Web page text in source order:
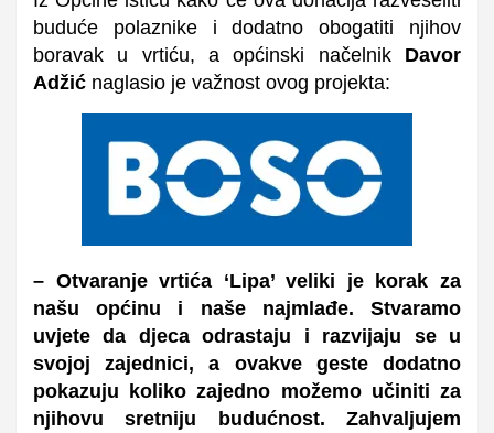
buduće polaznike i dodatno obogatiti njihov
boravak u vrtiću, a općinski načelnik Davor
Adžić naglasio je važnost ovog projekta:
– Otvaranje vrtića ‘Lipa’ veliki je korak za
našu općinu i naše najmlađe. Stvaramo
uvjete da djeca odrastaju i razvijaju se u
svojoj zajednici, a ovakve geste dodatno
pokazuju koliko zajedno možemo učiniti za
njihovu sretniju budućnost. Zahvaljujem